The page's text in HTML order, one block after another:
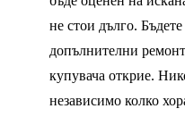
не стои дълго.
допълнителни
купувача открие.
независимо колко